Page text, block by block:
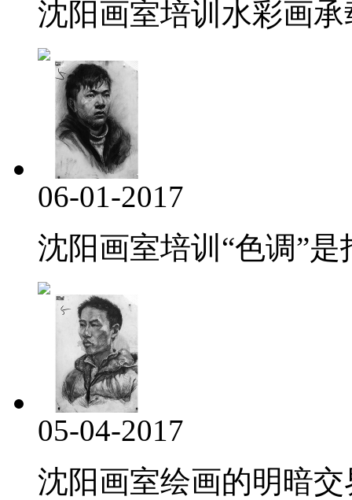
沈阳画室培训水彩画承
06-01-2017
沈阳画室培训“色调”是
05-04-2017
沈阳画室绘画的明暗交